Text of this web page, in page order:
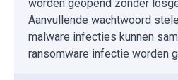
worden geopend zonder
Aanvullende wachtwoord
malware infecties kunnen
ransomware infectie worden